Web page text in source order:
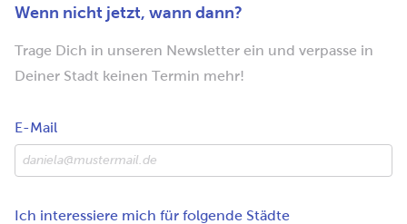
Wenn nicht jetzt, wann dann?
Trage Dich in unseren Newsletter ein und verpasse in
Deiner Stadt keinen Termin mehr!
E-Mail
Ich interessiere mich für folgende Städte